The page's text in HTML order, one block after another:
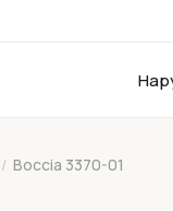
/ Boccia 3370-01